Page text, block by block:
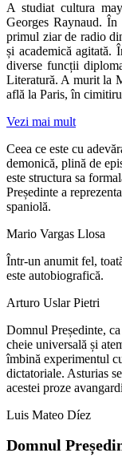
A studiat cultura
Georges Raynaud.
primul ziar de radio
și academică agitată.
diverse funcții
Literatură. A murit la
află la Paris, în
Vezi mai mult
Ceea ce este cu
demonică, plină de
este structura sa
Președinte a
spaniolă.
Mario Vargas Llosa
Într-un anumit fel,
este autobiografică.
Arturo Uslar Pietri
Domnul Președinte,
cheie universală și
îmbină experimentul
dictatoriale. Asturias
acestei proze
Luis Mateo Díez
Domnul